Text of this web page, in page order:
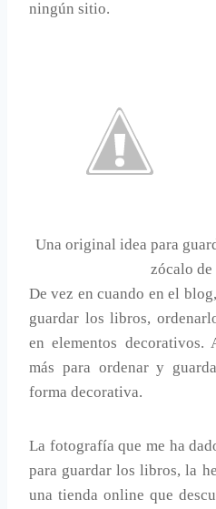
ningún sitio.
Una original idea para
zócalo
De vez en cuando en el
guardar los libros,
en elementos
más para ordenar y
forma decorativa.
La fotografía que me ha
para guardar los libros, la
una tienda online que